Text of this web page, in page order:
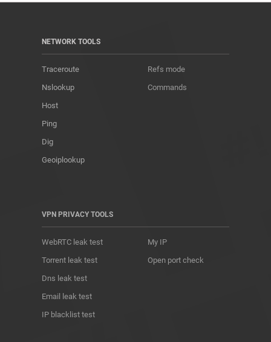
NETWORK TOOLS
Traceroute
Nslookup
Host
Ping
Dig
Geoiplookup
Refs mode
Commands
VPN PRIVACY TOOLS
WebRTC leak test
Torrent leak test
Dns leak test
Email leak test
IP blacklist test
My IP
Open port check